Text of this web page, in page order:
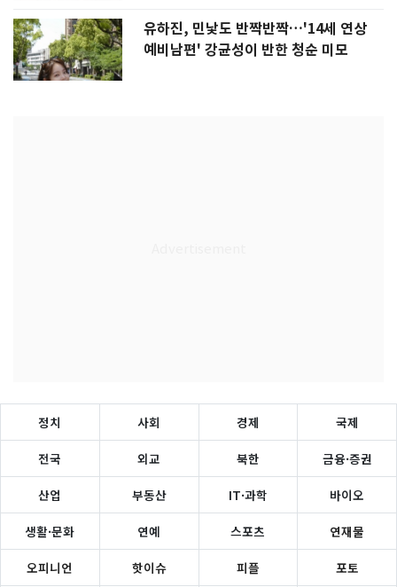
유하진, 민낯도 반짝반짝…'14세 연상
예비남편' 강균성이 반한 청순 미모
정치 사회 경제 국제
전국 외교 북한 금융·증권
산업 부동산 IT·과학 바이오
생활·문화 연예 스포츠 연재물
오피니언 핫이슈 피플 포토